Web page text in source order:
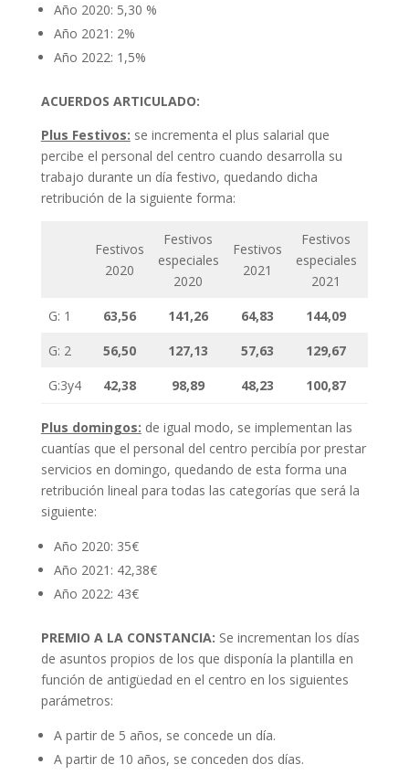
Año 2020: 5,30 %
Año 2021: 2%
Año 2022: 1,5%
ACUERDOS ARTICULADO:
Plus Festivos: se incrementa el plus salarial que
percibe el personal del centro cuando desarrolla su
trabajo durante un día festivo, quedando dicha
retribución de la siguiente forma:
Festivos
2020
Festivos
especiales
2020
Festivos
2021
Festivos
especiales
2021
G: 1 63,56 141,26 64,83 144,09
G: 2
56,50 127,13 57,63 129,67
G:3y4
42,38 98,89 48,23 100,87
Plus domingos: de igual modo, se implementan las
cuantías que el personal del centro percibía por prestar
servicios en domingo, quedando de esta forma una
retribución lineal para todas las categorías que será la
siguiente:
Año 2020: 35€
Año 2021: 42,38€
Año 2022: 43€
PREMIO A LA CONSTANCIA: Se incrementan los días
de asuntos propios de los que disponía la plantilla en
función de antigüedad en el centro en los siguientes
parámetros:
A partir de 5 años, se concede un día.
A partir de 10 años, se conceden dos días.